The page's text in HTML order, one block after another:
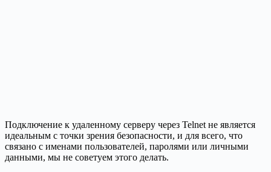
Подключение к удаленному серверу через Telnet не является
идеальным с точки зрения безопасности, и для всего, что
связано с именами пользователей, паролями или личными
данными, мы не советуем этого делать.